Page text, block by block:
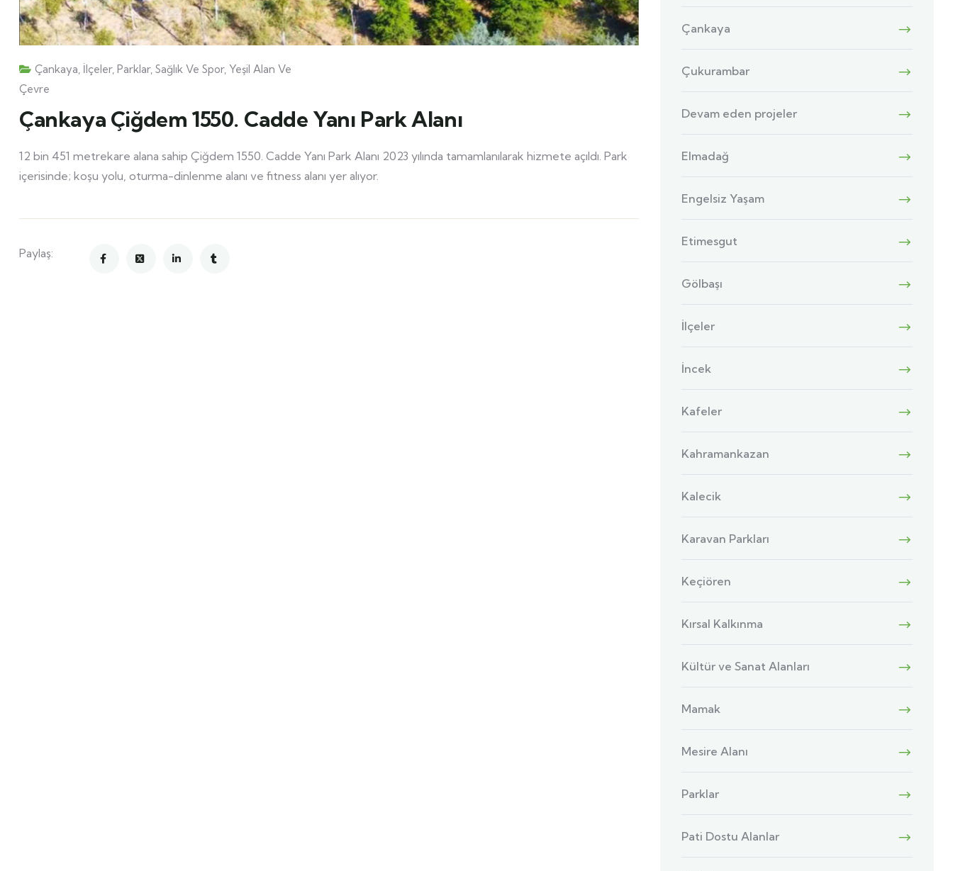
Çankaya, İlçeler, Parklar, Sağlık Ve Spor, Yeşil Alan Ve
Çevre
Çankaya Çiğdem 1550. Cadde Yanı Park Alanı
12 bin 451 metrekare alana sahip Çiğdem 1550. Cadde Yanı Park Alanı 2023 yılında tamamlanılarak hizmete açıldı. Park
içerisinde; koşu yolu, oturma-dinlenme alanı ve fitness alanı yer alıyor.
Paylaş:
Çankaya
Çukurambar
Devam eden projeler
Elmadağ
Engelsiz Yaşam
Etimesgut
Gölbaşı
İlçeler
İncek
Kafeler
Kahramankazan
Kalecik
Karavan Parkları
Keçiören
Kırsal Kalkınma
Kültür ve Sanat Alanları
Mamak
Mesire Alanı
Parklar
Pati Dostu Alanlar